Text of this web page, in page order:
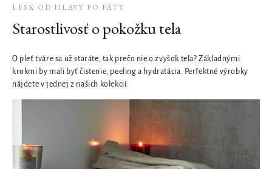
LESK OD HLAVY PO PÄTY
Starostlivosť o pokožku tela
O pleť tváre sa už staráte, tak prečo nie o zvyšok tela? Základnými
krokmi by mali byť čistenie, peeling a hydratácia. Perfektné výrobky
nájdete v jednej z našich kolekcií.